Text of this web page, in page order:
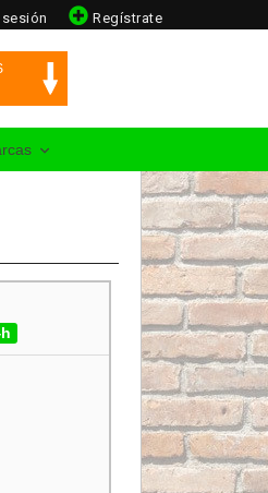
Regístrate